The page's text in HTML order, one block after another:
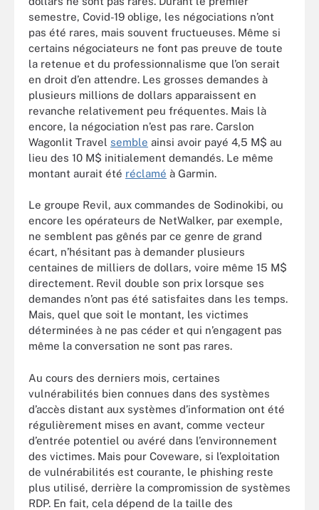
semestre, Covid-19 oblige, les négociations n’ont
pas été rares, mais souvent fructueuses. Même si
certains négociateurs ne font pas preuve de toute
la retenue et du professionnalisme que l’on serait
en droit d’en attendre. Les grosses demandes à
plusieurs millions de dollars apparaissent en
revanche relativement peu fréquentes. Mais là
encore, la négociation n’est pas rare. Carslon
Wagonlit Travel semble ainsi avoir payé 4,5 M$ au
lieu des 10 M$ initialement demandés. Le même
montant aurait été réclamé à Garmin.
Le groupe Revil, aux commandes de Sodinokibi, ou
encore les opérateurs de NetWalker, par exemple,
ne semblent pas gênés par ce genre de grand
écart, n’hésitant pas à demander plusieurs
centaines de milliers de dollars, voire même 15 M$
directement. Revil double son prix lorsque ses
demandes n’ont pas été satisfaites dans les temps.
Mais, quel que soit le montant, les victimes
déterminées à ne pas céder et qui n’engagent pas
même la conversation ne sont pas rares.
Au cours des derniers mois, certaines
vulnérabilités bien connues dans des systèmes
d’accès distant aux systèmes d’information ont été
régulièrement mises en avant, comme vecteur
d’entrée potentiel ou avéré dans l’environnement
des victimes. Mais pour Coveware, si l’exploitation
de vulnérabilités est courante, le phishing reste
plus utilisé, derrière la compromission de systèmes
RDP. En fait, cela dépend de la taille des